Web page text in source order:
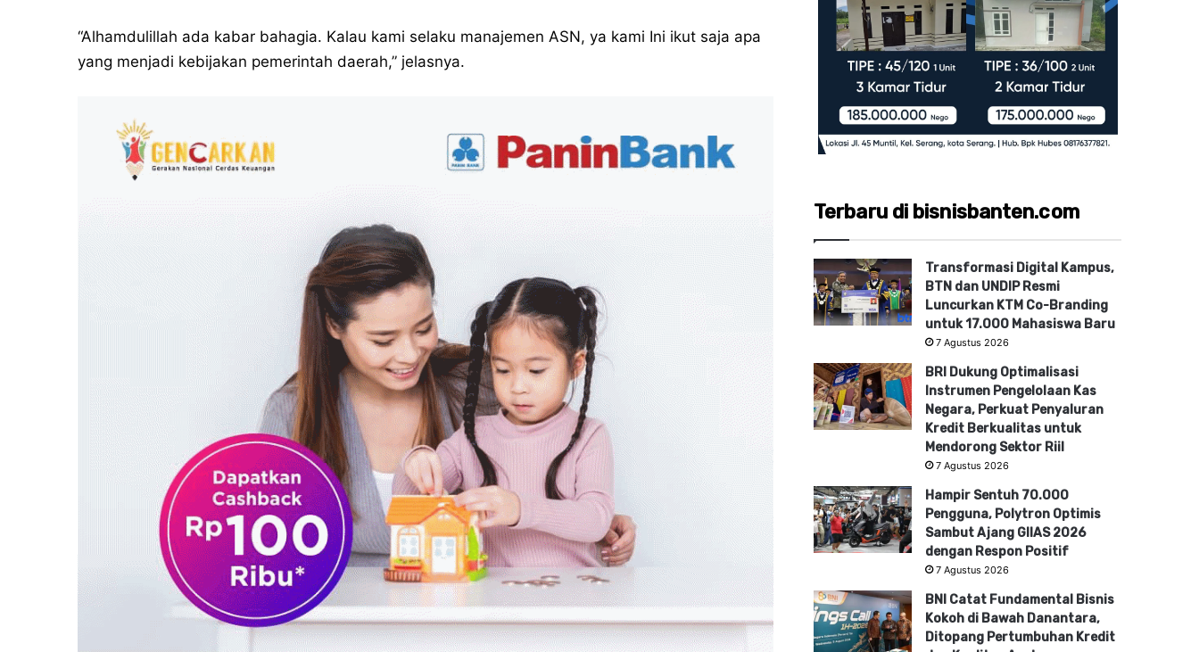
“Alhamdulillah ada kabar bahagia. Kalau kami selaku manajemen ASN, ya kami Ini ikut saja apa
yang menjadi kebijakan pemerintah daerah,” jelasnya.
Terbaru di bisnisbanten.com
Transformasi Digital Kampus,
BTN dan UNDIP Resmi
Luncurkan KTM Co-Branding
untuk 17.000 Mahasiswa Baru
7 Agustus 2026
BRI Dukung Optimalisasi
Instrumen Pengelolaan Kas
Negara, Perkuat Penyaluran
Kredit Berkualitas untuk
Mendorong Sektor Riil
7 Agustus 2026
Hampir Sentuh 70.000
Pengguna, Polytron Optimis
Sambut Ajang GIIAS 2026
dengan Respon Positif
7 Agustus 2026
BNI Catat Fundamental Bisnis
Kokoh di Bawah Danantara,
Ditopang Pertumbuhan Kredit